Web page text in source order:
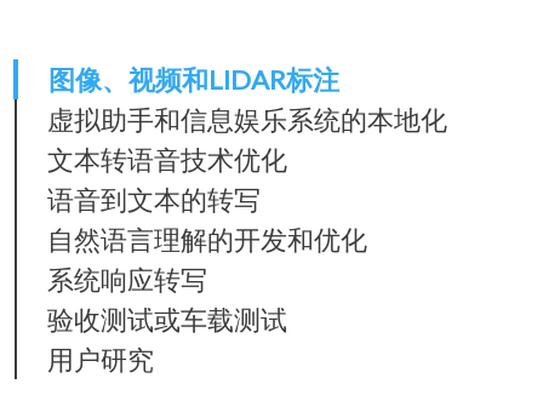
图像、视频和LIDAR标注
虚拟助手和信息娱乐系统的本地化
文本转语音技术优化
语音到文本的转写
自然语言理解的开发和优化
系统响应转写
验收测试或车载测试
用户研究